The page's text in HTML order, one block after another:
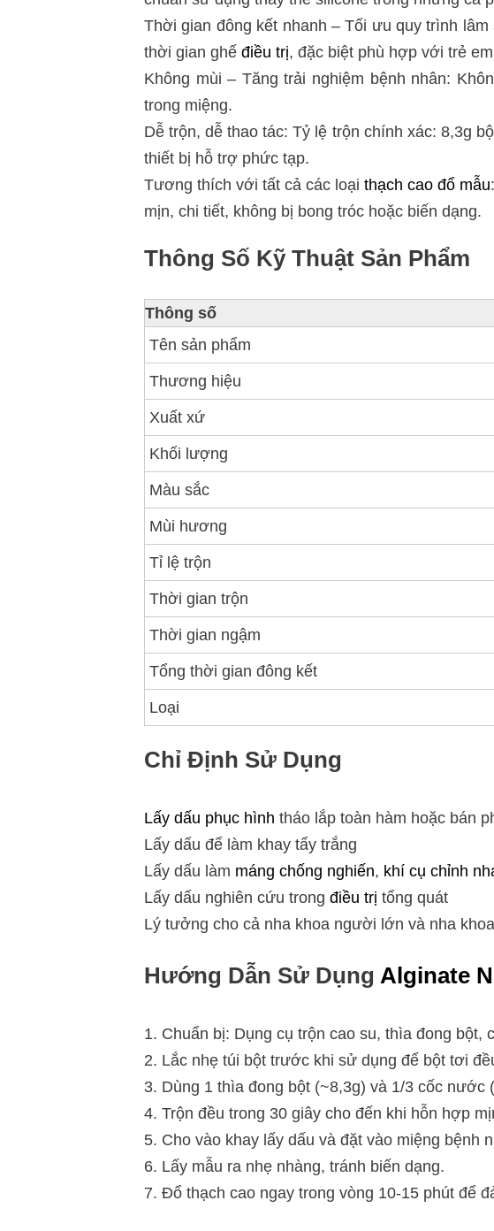
Thời gian đông kết nhanh – Tối ưu quy trình
thời gian ghế điều trị, đặc biệt phù hợp với trẻ
Không mùi – Tăng trải nghiệm bệnh nhân:
trong miệng.
Dễ trộn, dễ thao tác: Tỷ lệ trộn chính xác: 8,3g
thiết bị hỗ trợ phức tạp.
Tương thích với tất cả các loạithạch cao đổ mẫu
mịn, chi tiết, không bị bong tróc hoặc biến dạng.
Thông Số Kỹ Thuật Sản Phẩm
Thông số
Tên sản phẩm
Thương hiệu
Xuất xứ
Khối lượng
Màu sắc
Mùi hương
Tỉ lệ trộn
Thời gian trộn
Thời gian ngậm
Tổng thời gian đông kết
Loại
Chỉ Định Sử Dụng
Lấy dấu phục hình tháo lắp toàn hàm hoặc bán
Lấy dấu để làm khay tẩy trắng
Lấy dấu làm máng chống nghiến, khí cụ chỉnh
Lấy dấu nghiên cứu trong điều trị tổng quát
Lý tưởng cho cả nha khoa người lớn và nha
Hướng Dẫn Sử Dụng Alginate
1. Chuẩn bị: Dụng cụ trộn cao su, thìa đong bột,
2. Lắc nhẹ túi bột trước khi sử dụng để bột tơi
3. Dùng 1 thìa đong bột (~8,3g) và 1/3 cốc nước
4. Trộn đều trong 30 giây cho đến khi hỗn hợp
5. Cho vào khay lấy dấu và đặt vào miệng bệnh
6. Lấy mẫu ra nhẹ nhàng, tránh biến dạng.
7. Đổ thạch cao ngay trong vòng 10-15 phút để